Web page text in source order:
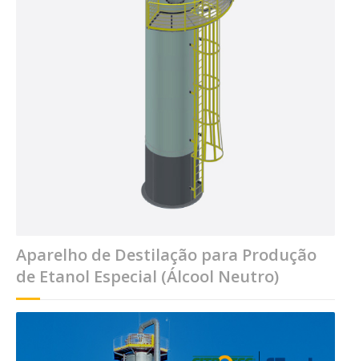
Aparelho de Destilação para Produção
de Etanol Especial (Álcool Neutro)